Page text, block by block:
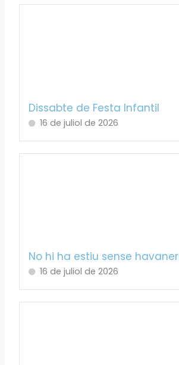
Dissabte de Festa Infantil
16 de juliol de 2026
No hi ha estiu sense
16 de juliol de 2026